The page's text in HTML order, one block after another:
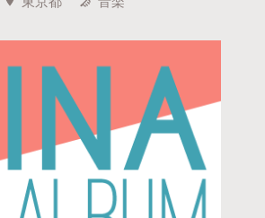
キュレーターから探す 特集から探す
Legendary
調達額が大きいプロジェクト